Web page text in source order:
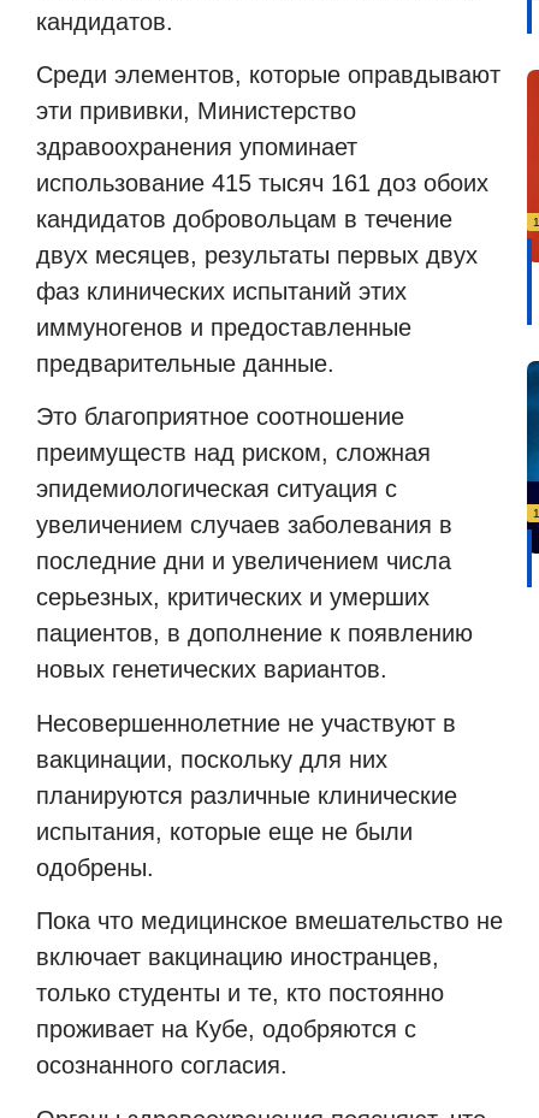
кандидатов.
Среди элементов, которые оправдывают
эти прививки, Министерство
здравоохранения упоминает
использование 415 тысяч 161 доз обоих
кандидатов добровольцам в течение
двух месяцев, результаты первых двух
фаз клинических испытаний этих
иммуногенов и предоставленные
предварительные данные.
Это благоприятное соотношение
преимуществ над риском, сложная
эпидемиологическая ситуация с
увеличением случаев заболевания в
последние дни и увеличением числа
серьезных, критических и умерших
пациентов, в дополнение к появлению
новых генетических вариантов.
Несовершеннолетние не участвуют в
вакцинации, поскольку для них
планируются различные клинические
испытания, которые еще не были
одобрены.
Пока что медицинское вмешательство не
включает вакцинацию иностранцев,
только студенты и те, кто постоянно
проживает на Кубе, одобряются с
осознанного согласия.